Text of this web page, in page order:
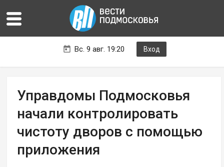
Вс. 9 авг. 19:20 Вход
Управдомы Подмосковья
начали контролировать
чистоту дворов с помощью
приложения